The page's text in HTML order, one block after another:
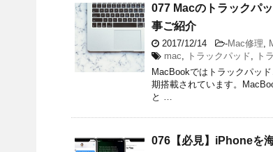
077 Macのトラックパ
事ご紹介
2017/12/14 -Mac修理,
mac, トラックパッド, ト
MacBookではトラックパッ
期搭載されています。
と …
076【必見】iPhoneを